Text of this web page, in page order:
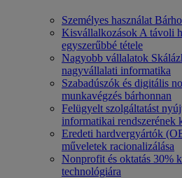
Személyes használat
Kisvállalkozások A távoli
egyszerűbbé tétele
Nagyobb vállalatok
nagyvállalati informatika
Szabadúszók és digitális
munkavégzés bárhonnan
Felügyelt szolgáltatást
informatikai rendszerének
Eredeti hardvergyártók
műveletek racionalizálása
Nonprofit és oktatás 30%
technológiára